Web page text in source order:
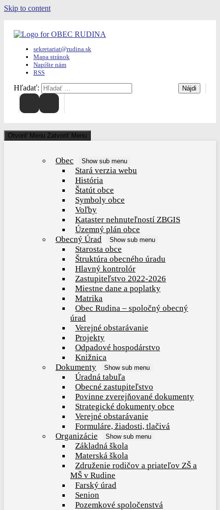
Skip to content
sekretariat@rudina.sk
Mapa stránok
Napíšte nám
RSS
Hľadať:
Otvoriť Menu Zatvoriť Menu
Obec Show sub menu
Stará verzia webu
História
Štatút obce
Symboly obce
Voľby
Kataster nehnuteľností ZBGIS
Územný plán obce
Obecný Úrad
Show sub menu
Starosta obce
Štruktúra obecného úradu
Hlavný kontrolór
Zastupiteľstvo 2022-2026
Miestne dane a poplatky
Matrika
Obec Rudina – spoločný obecný
úrad
Verejné obstarávanie
Projekty
Odpadové hospodárstvo
Knižnica
Dokumenty
Show sub menu
Úradná tabuľa
Obecné zastupiteľstvo
Povinne zverejňované dokumenty
Strategické dokumenty obce
Verejné obstarávanie
Formuláre, žiadosti, tlačivá
Organizácie
Show sub menu
Základná škola
Materská škola
Združenie rodičov a priateľov ZŠ a
MŠ v Rudine
Farský úrad
Senion
Pozemkové spoločenstvá